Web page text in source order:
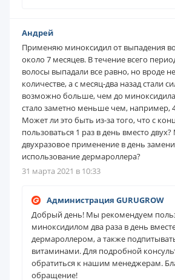
Андрей
Применяю миноксидил от выпадения
около 7 месяцев. В течение всего
волосы выпадали все равно, но вроде
количестве, а с месяц-два назад стали
возможно больше, чем до
стало заметно меньше чем, например,
Может ли это быть из-за того, что с
пользоваться 1 раз в день вместо
двухразовое применение в день
использование дермароллера?
31 марта 2021 в 10:33
Администрация GURUGROW
Добрый день! Мы рекомендуем
миноксидилом два раза в день
дермароллером, а также
витаминами. Для подробной
обратиться к нашим менеджерам.
обращение!